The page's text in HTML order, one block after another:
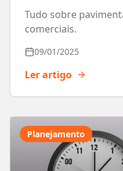
Tudo sobre
comerciais.
09/01/2025
Ler artigo
Planejamento